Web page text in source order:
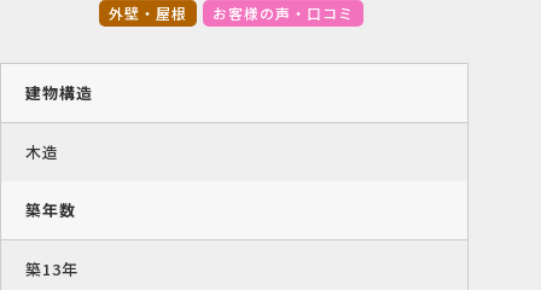
外壁・屋根 お客様の声・口コミ
建物構造
木造
築年数
築13年